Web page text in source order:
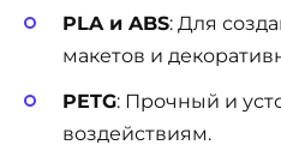
PLA и ABS: Для
макетов и
PETG: Прочный и
воздействиям.